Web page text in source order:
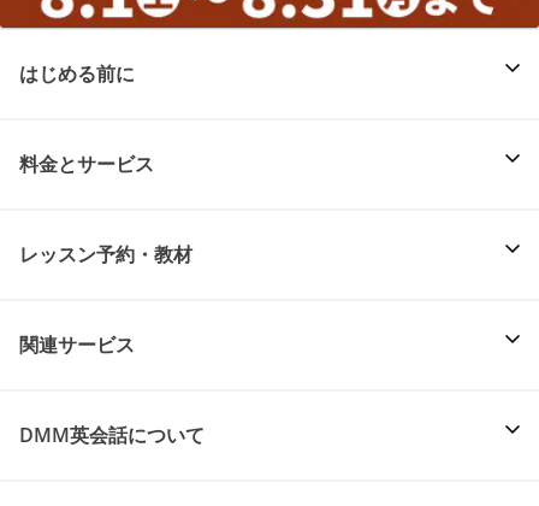
はじめる前に
料金とサービス
レッスン予約・教材
関連サービス
DMM英会話について